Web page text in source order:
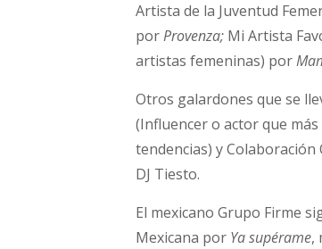
Artista de la Juventud
porProvenza; Mi Artista
artistas femeninas) por
Otros galardones que se
(Influencer o actor que
tendencias) y
DJ Tiesto.
El mexicano Grupo Firme
Mexicana por Ya supérame,